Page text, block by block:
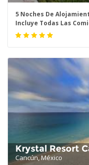
5 Noches De
Incluye Todas Las
Krystal Resort
Cancún, México